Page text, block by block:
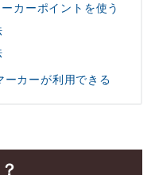
カーポイントを使う
カーが利用できる